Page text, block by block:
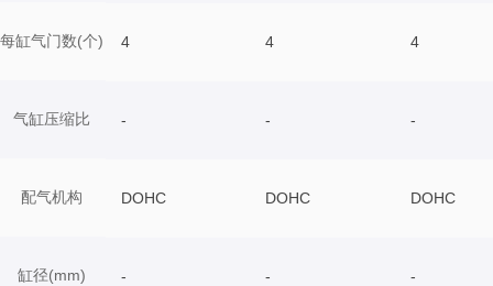
每缸气门数(个)
气缸压缩比
配气机构
缸径(mm)
4 4 4
- - -
DOHC DOHC DOHC
- - -